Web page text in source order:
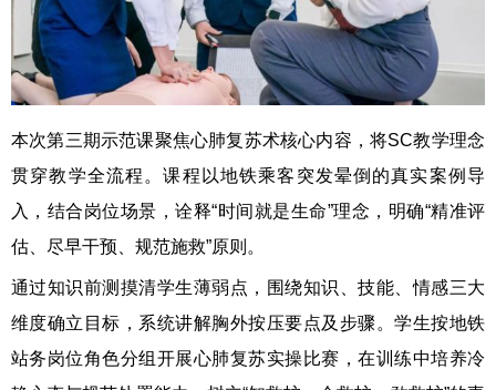
本次第三期示范课聚焦心肺复苏术核心内容，将SC教学理念
贯穿教学全流程。课程以地铁乘客突发晕倒的真实案例导
入，结合岗位场景，诠释“时间就是生命”理念，明确“精准评
估、尽早干预、规范施救”原则。
通过知识前测摸清学生薄弱点，围绕知识、技能、情感三大
维度确立目标，系统讲解胸外按压要点及步骤。学生按地铁
站务岗位角色分组开展心肺复苏实操比赛，在训练中培养冷